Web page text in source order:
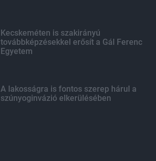
Kecskeméten is szakirányú
továbbképzésekkel erősít a Gál Ferenc
Egyetem
A lakosságra is fontos szerep hárul a
szúnyoginvázió elkerülésében